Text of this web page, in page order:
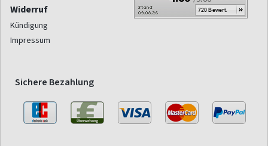
Widerruf
Kündigung
Impressum
Sichere Bezahlung